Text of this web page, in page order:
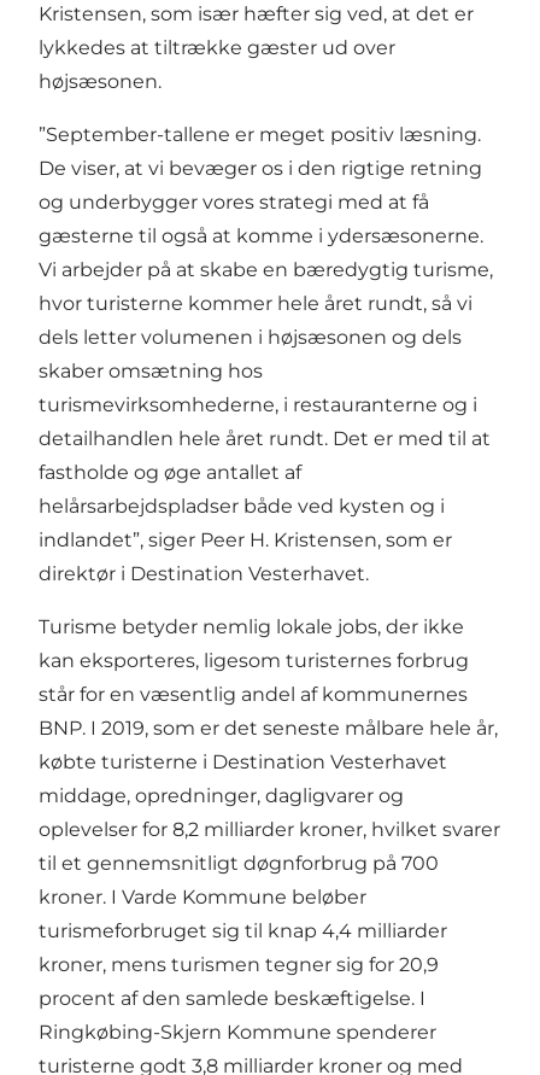
Kristensen, som især hæfter sig ved, at det er
lykkedes at tiltrække gæster ud over
højsæsonen.
”September-tallene er meget positiv læsning.
De viser, at vi bevæger os i den rigtige retning
og underbygger vores strategi med at få
gæsterne til også at komme i ydersæsonerne.
Vi arbejder på at skabe en bæredygtig turisme,
hvor turisterne kommer hele året rundt, så vi
dels letter volumenen i højsæsonen og dels
skaber omsætning hos
turismevirksomhederne, i restauranterne og i
detailhandlen hele året rundt. Det er med til at
fastholde og øge antallet af
helårsarbejdspladser både ved kysten og i
indlandet”, siger Peer H. Kristensen, som er
direktør i Destination Vesterhavet.
Turisme betyder nemlig lokale jobs, der ikke
kan eksporteres, ligesom turisternes forbrug
står for en væsentlig andel af kommunernes
BNP. I 2019, som er det seneste målbare hele år,
købte turisterne i Destination Vesterhavet
middage, opredninger, dagligvarer og
oplevelser for 8,2 milliarder kroner, hvilket svarer
til et gennemsnitligt døgnforbrug på 700
kroner. I Varde Kommune beløber
turismeforbruget sig til knap 4,4 milliarder
kroner, mens turismen tegner sig for 20,9
procent af den samlede beskæftigelse. I
Ringkøbing-Skjern Kommune spenderer
turisterne godt 3,8 milliarder kroner og med